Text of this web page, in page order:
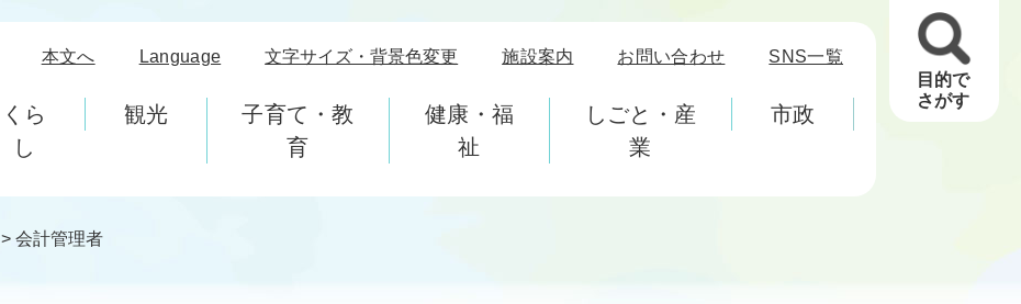
本文へ Language 文字サイズ・背景色変更 施設案内 お問い合わせ SNS一覧
くら
し
観光
子育て・教
育
健康・福
祉
しごと・産
業
市政
目的で
さがす
> 会計管理者